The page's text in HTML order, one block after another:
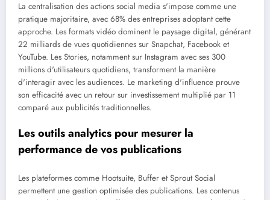
La centralisation des actions social media s'impose comme une
pratique majoritaire, avec 68% des entreprises adoptant cette
approche. Les formats vidéo dominent le paysage digital, générant
22 milliards de vues quotidiennes sur Snapchat, Facebook et
YouTube. Les Stories, notamment sur Instagram avec ses 300
millions d'utilisateurs quotidiens, transforment la manière
d'interagir avec les audiences. Le marketing d'influence prouve
son efficacité avec un retour sur investissement multiplié par 11
comparé aux publicités traditionnelles.
Les outils analytics pour mesurer la
performance de vos publications
Les plateformes comme Hootsuite, Buffer et Sprout Social
permettent une gestion optimisée des publications. Les contenus